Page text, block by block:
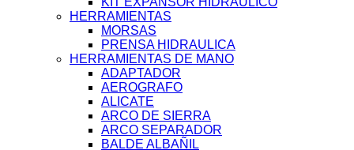
HERRAMIENTAS
MORSAS
PRENSA HIDRAULICA
HERRAMIENTAS DE MANO
ADAPTADOR
AEROGRAFO
ALICATE
ARCO DE SIERRA
ARCO SEPARADOR
BALDE ALBAÑIL